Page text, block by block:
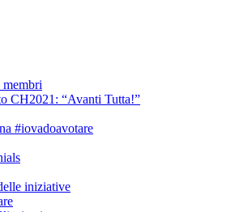
CH2021: “Avanti Tutta!”
#iovadoavotare
iniziative